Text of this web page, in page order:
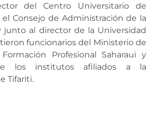
del Centro Universitario de
el Consejo de Administración de la
junto al director de la Universidad
funcionarios del Ministerio de
Profesional Saharaui y
los institutos afiliados a la
Tifariti.